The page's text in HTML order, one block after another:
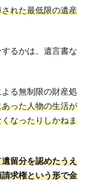
れた最低限の遺産
るかは、遺言書な
る無制限の財産処
った人物の生活が
なったりしかねま
留分を認めたうえ
求権という形で金